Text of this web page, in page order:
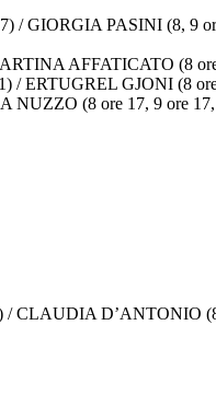
/ GIORGIA PASINI (8, 9
AFFATICATO (8
/ ERTUGREL GJONI (8
(8 ore 17, 9 ore
CLAUDIA D’ANTONIO